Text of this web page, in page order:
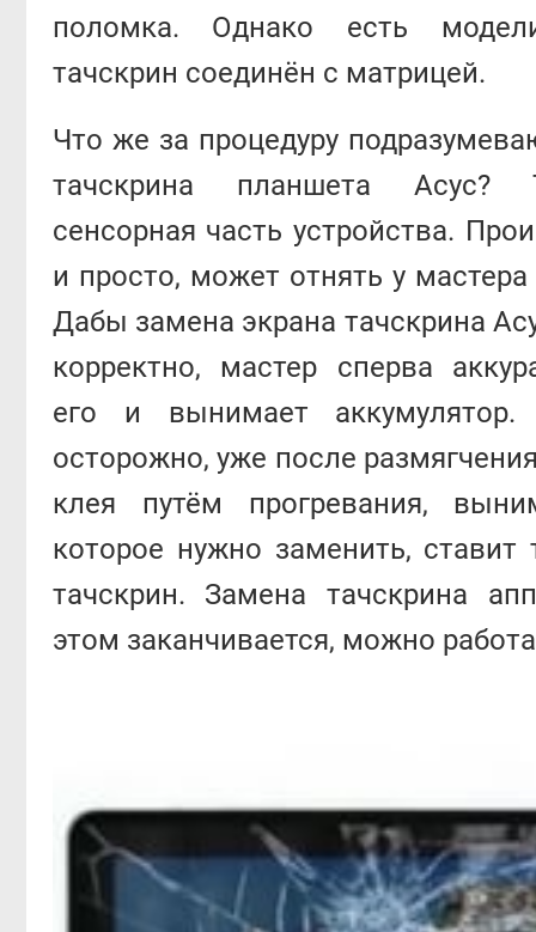
поломка. Однако есть
тачскрин соединён с матрицей.
Что же за процедуру
тачскрина планшета Асус?
сенсорная часть устройства.
и просто, может отнять у
Дабы замена экрана тачскрина
корректно, мастер сперва
его и вынимает аккумулятор.
осторожно, уже после
клея путём прогревания,
которое нужно заменить, ставит
тачскрин. Замена тачскрина
этом заканчивается, можно